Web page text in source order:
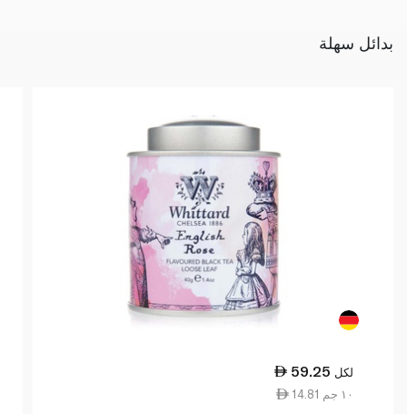
بدائل سهلة
59.25 لكل
14.81 ١٠ جم